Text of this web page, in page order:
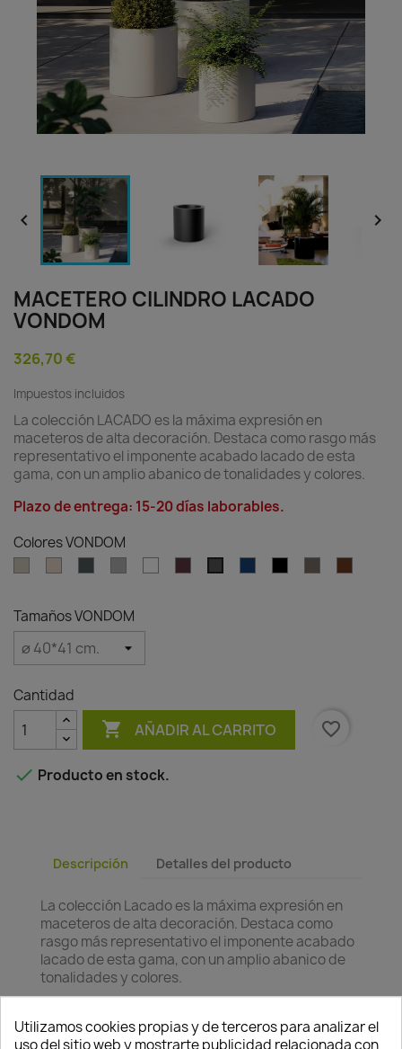
 
MACETERO CILINDRO LACADO
VONDOM
326,70 €
Impuestos incluidos
La colección LACADO es la máxima expresión en
maceteros de alta decoración. Destaca como rasgo más
representativo el imponente acabado lacado de esta
gama, con un amplio abanico de tonalidades y colores.
Plazo de entrega: 15-20 días laborables.
Colores VONDOM
Tamaños VONDOM
Cantidad
 AÑADIR AL CARRITO favorite_border
 Producto en stock.
Descripción Detalles del producto
La colección Lacadoes la máxima expresión en
maceteros de alta decoración. Destaca como
rasgo más representativo el imponente acabado
lacado de esta gama, con un amplio abanico de
tonalidades y colores.
máxima expresión en maceteros de alta
Utilizamos cookies propias y de terceros para analizar el